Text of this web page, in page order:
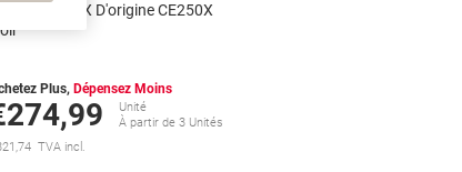
HP 504X D'origine CE250X
Plus, Dépensez Moins
Unité
À partir de 3 Unités
TVA incl.